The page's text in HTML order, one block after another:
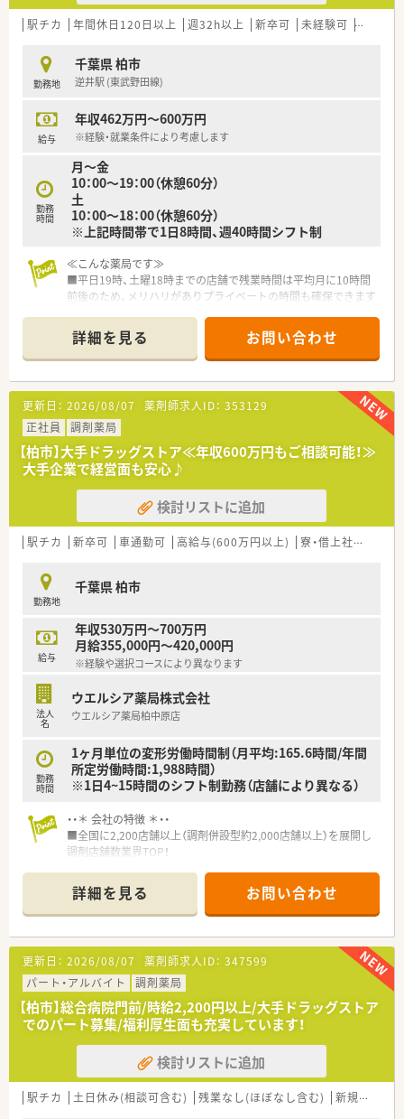
○こんな方におススメ○
勧めの環境です！
■ご自身のご希望の時間に合わせてお仕事ご希望の方。
駅チカ 年間休日120日以上 週32h以上 新卒可 未経験可 残業な
勤務地
千葉県 柏市
逆井駅 (東武野田線)
給与
年収462万円～600万円
※経験・就業条件により考慮します
勤務
時間
月～金
10：00～19：00（休憩60分）
土
10：00～18：00（休憩60分）
※上記時間帯で1日8時間、週40時間シフト制
≪こんな薬局です≫
■平日19時、土曜18時までの店舗で残業時間は平均月に10時間
前後のため、メリハリがありプライベートの時間も確保できます
店舗です
■アーバンパークライン（野田線）沿線駅から歩いてすぐ、好アク
セスで悪天候の日があっても安心です
■ドラッグストアの併設店舗ですが、完全分業で調剤以外の業務
をすることはありません
≪こんな会社です≫
■東証プライム上場のホールディングス、グループで1,000店舗
以上展開しており、経営安定で安心です
■働きやすさを追求した職場環境と、ライフステージに合わせた
福利厚生を充実させています（研修面・環境面・生活面それぞれを
支える制度作り）末永く働ける環境にこだわっています
■調剤専任・OTC専任を自身で選択することができ、専念するこ
とができます
す。理念に共感いただけたらぜひ遠方からでもご応募下さい♪
詳細を見る お問い合わせ
更新日： 2026/08/07 薬剤師求人ID： 353129
正社員
調剤薬局
【柏市】大手ドラッグストア≪年収600万円もご相談可能！≫
大手企業で経営面も安心♪
検討リストに追加
駅チカ 新卒可 車通勤可 高給与(600万円以上) 寮・借上社宅あり
勤務地
千葉県 柏市
給与
年収530万円～700万円
月給355,000円～420,000円
※経験や選択コースにより異なります
法人
名
ウエルシア薬局株式会社
ウエルシア薬局柏中原店
勤務
時間
1ヶ月単位の変形労働時間制（月平均:165.6時間/年間
所定労働時間:1,988時間）
※1日4~15時間のシフト制勤務（店舗により異なる）
・・＊ 会社の特徴 ＊・・
■全国に2,200店舗以上（調剤併設型約2,000店舗以上）を展開し
調剤店舗数業界TOP！
頑張り次第で高給与も可能！
■経験や勤務コースによりますが、経験の少ない方でも500万前
半スタートと業界TOP水準！
■職種や職域に合わせ、豊富な社内研修や外部組織と連携した研
修を用意されています
■薬剤師が中心の会社だからこそ活躍できるキャリアパスが多
種多様に用意されています。
■店舗拡大に伴い、エリアマネジャーや営業部長等のマネジメン
トのポジションも増えます。
■在宅や教育等の専門性を活かせるスペシャリストを目指すこ
とも可能です。
■その他にも、管理部門や商品部門等の本社スタッフなど活動領
域は多種多様です。
■在宅実施店舗は年々増加しており、在宅医療へもしっかりと関
詳細を見る お問い合わせ
更新日： 2026/08/07 薬剤師求人ID： 347599
パート・アルバイト
調剤薬局
【柏市】総合病院門前/時給2,200円以上/大手ドラッグストア
でのパート募集/福利厚生面も充実しています！
検討リストに追加
駅チカ 土日休み(相談可含む) 残業なし(ほぼなし含む) 新規オープン